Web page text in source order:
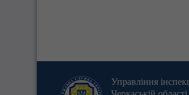
Управління